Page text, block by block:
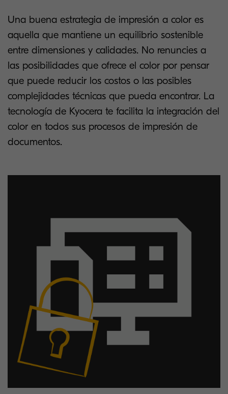
Una buena estrategia de impresión a color es
aquella que mantiene un equilibrio sostenible
entre dimensiones y calidades. No renuncies a
las posibilidades que ofrece el color por pensar
que puede reducir los costos o las posibles
complejidades técnicas que pueda encontrar. La
tecnología de Kyocera te facilita la integración del
color en todos sus procesos de impresión de
documentos.